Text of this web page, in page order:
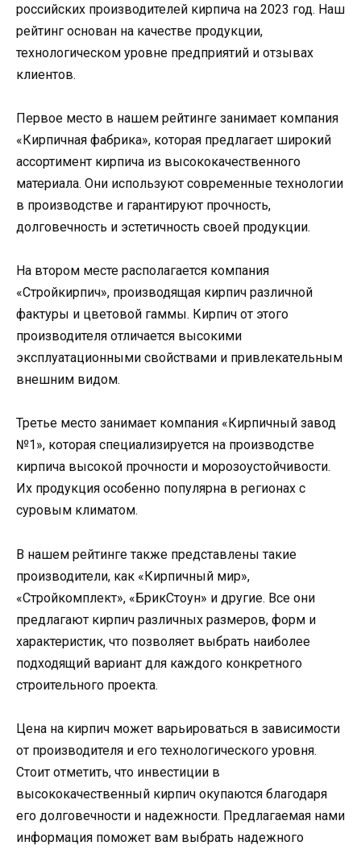
российских производителей кирпича на 2023 год. Наш
рейтинг основан на качестве продукции,
технологическом уровне предприятий и отзывах
клиентов.
Первое место в нашем рейтинге занимает компания
«Кирпичная фабрика», которая предлагает широкий
ассортимент кирпича из высококачественного
материала. Они используют современные технологии
в производстве и гарантируют прочность,
долговечность и эстетичность своей продукции.
На втором месте располагается компания
«Стройкирпич», производящая кирпич различной
фактуры и цветовой гаммы. Кирпич от этого
производителя отличается высокими
эксплуатационными свойствами и привлекательным
внешним видом.
Третье место занимает компания «Кирпичный завод
№1», которая специализируется на производстве
кирпича высокой прочности и морозоустойчивости.
Их продукция особенно популярна в регионах с
суровым климатом.
В нашем рейтинге также представлены такие
производители, как «Кирпичный мир»,
«Стройкомплект», «БрикСтоун» и другие. Все они
предлагают кирпич различных размеров, форм и
характеристик, что позволяет выбрать наиболее
подходящий вариант для каждого конкретного
строительного проекта.
Цена на кирпич может варьироваться в зависимости
от производителя и его технологического уровня.
Стоит отметить, что инвестиции в
высококачественный кирпич окупаются благодаря
его долговечности и надежности. Предлагаемая нами
информация поможет вам выбрать надежного